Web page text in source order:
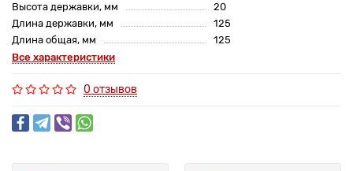
Высота державки, мм
20
Длина державки, мм
125
Длина общая, мм
125
Все характеристики
0 отзывов